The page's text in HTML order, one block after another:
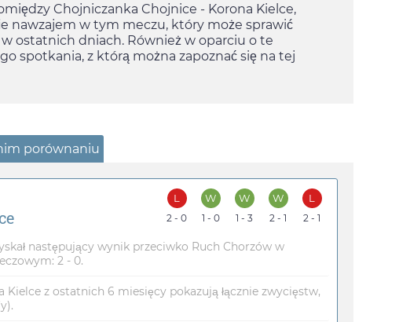
Chojniczanka Chojnice - Korona Kielce,
nawzajem w tym meczu, który może sprawić
ostatnich dniach. Również w oparciu o te
spotkania, z którą można zapoznać się na tej
porównaniu
L
2 - 0
W
1 - 0
W
1 - 3
W
2 - 1
L
2 - 1
następujący wynik przeciwko Ruch Chorzów w
2 - 0.
Kielce z ostatnich 6 miesięcy pokazują łącznie zwycięstw,